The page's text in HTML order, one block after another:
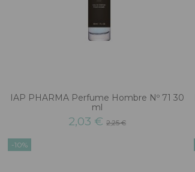
IAP PHARMA Perfume Hombre Nº 71 30
ml
2,03 € 2,25 €
-10%